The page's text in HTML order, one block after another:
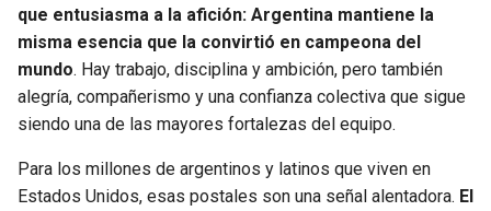
que entusiasma a la afición: Argentina mantiene la
misma esencia que la convirtió en campeona del
mundo. Hay trabajo, disciplina y ambición, pero también
alegría, compañerismo y una confianza colectiva que sigue
siendo una de las mayores fortalezas del equipo.
Para los millones de argentinos y latinos que viven en
Estados Unidos, esas postales son una señal alentadora. El